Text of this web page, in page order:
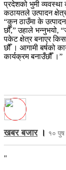
प्रदेशको भुमी व्यवस्था
कठायतले उत्पादन
“कुन ठाउँमा के उत्पादन
छौँ,” उहाले भन्नुभयो,
पकेट क्षेत्र बनाएर
छौँ । आगामी बर्षको
कार्यक्रम बनाउँछौँ ।”
खबर बजार। १०
"